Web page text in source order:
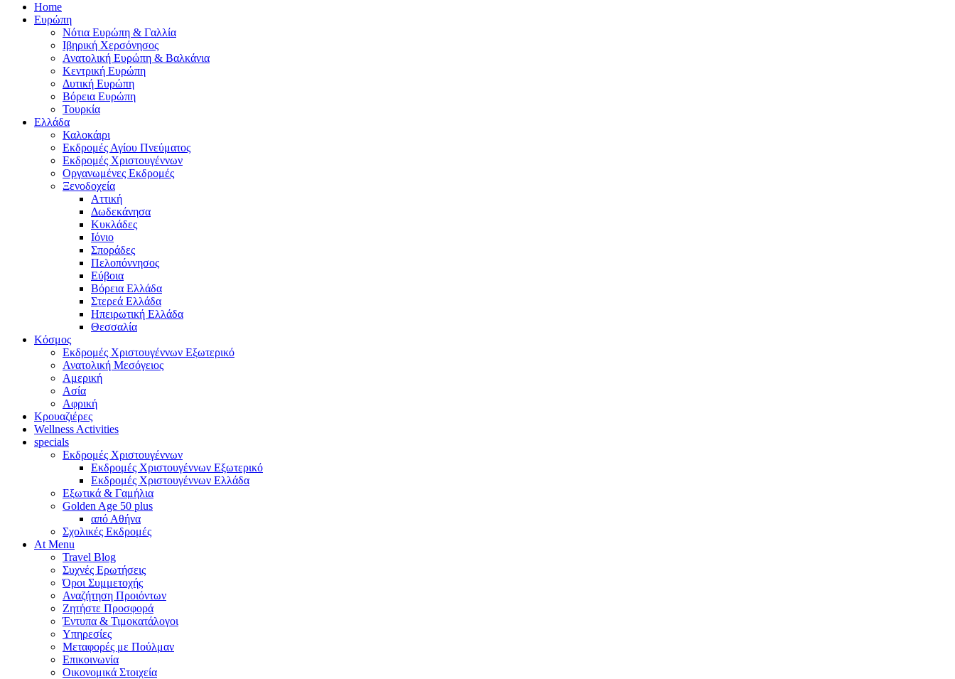
Home
Ευρώπη
Νότια Ευρώπη & Γαλλία
Ιβηρική Χερσόνησος
Ανατολική Ευρώπη & Βαλκάνια
Κεντρική Ευρώπη
Δυτική Ευρώπη
Βόρεια Ευρώπη
Τουρκία
Ελλάδα
Καλοκάιρι
Εκδρομές Αγίου Πνεύματος
Εκδρομές Χριστουγέννων
Οργανωμένες Εκδρομές
Ξενοδοχεία
Αττική
Δωδεκάνησα
Κυκλάδες
Ιόνιο
Σποράδες
Πελοπόννησος
Εύβοια
Βόρεια Ελλάδα
Στερεά Ελλάδα
Ηπειρωτική Ελλάδα
Θεσσαλία
Κόσμος
Εκδρομές Χριστουγέννων Εξωτερικό
Ανατολική Μεσόγειος
Αμερική
Ασία
Αφρική
Κρουαζιέρες
Wellness Activities
specials
Εκδρομές Χριστουγέννων
Εκδρομές Χριστουγέννων Εξωτερικό
Εκδρομές Χριστουγέννων Ελλάδα
Εξωτικά & Γαμήλια
Golden Age 50 plus
από Αθήνα
Σχολικές Εκδρομές
At Menu
Travel Blog
Συχνές Ερωτήσεις
Όροι Συμμετοχής
Αναζήτηση Προιόντων
Ζητήστε Προσφορά
Έντυπα & Τιμοκατάλογοι
Υπηρεσίες
Μεταφορές με Πούλμαν
Επικοινωνία
Οικονομικά Στοιχεία